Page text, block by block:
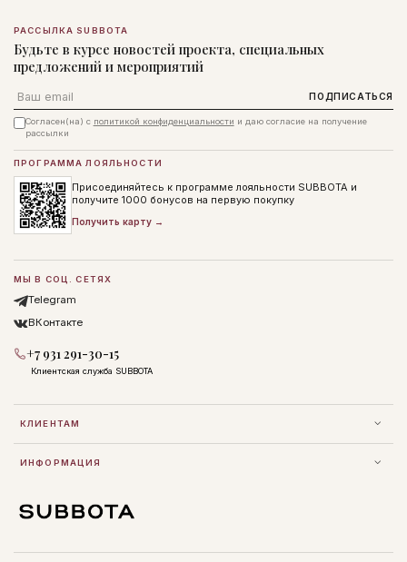
РАССЫЛКА SUBBOTA
Будьте в курсе новостей проекта, специальных
предложений и мероприятий
Email ПОДПИСАТЬСЯ
Согласен(на) с политикой конфиденциальности и даю согласие на получение
рассылки
КЛИЕНТАМ
ИНФОРМАЦИЯ
ПРОГРАММА ЛОЯЛЬНОСТИ
Присоединяйтесь к программе лояльности SUBBOTA и
получите 1000 бонусов на первую покупку
Получить карту →
МЫ В СОЦ. СЕТЯХ
Telegram
ВКонтакте
+7 931 291-30-15
Клиентская служба SUBBOTA